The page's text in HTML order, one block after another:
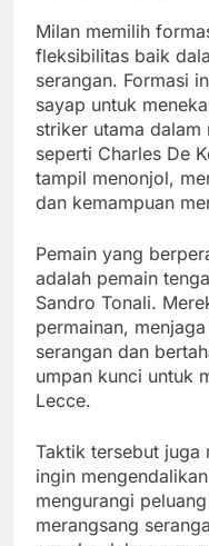
Milan memilih
fleksibilitas baik
serangan. Formasi
sayap untuk
striker utama dalam
seperti Charles De
tampil menonjol,
dan kemampuan
Pemain yang
adalah pemain
Sandro Tonali.
permainan,
serangan dan
umpan kunci untuk
Lecce.
Taktik tersebut juga
ingin
mengurangi
merangsang